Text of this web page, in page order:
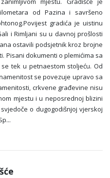
od Pazina i savršeno
gradića je uistinu
i Rimljani su u davnoj prošlosti
ostavili podsjetnik kroz brojne
Pisani dokumenti o plemićima sa
tek u petnaestom stoljeću. Od
se povezuje upravo sa
crkvene građevine nisu
mjestu i u neposrednoj blizini
o dugogodišnjoj vjerskoj
...